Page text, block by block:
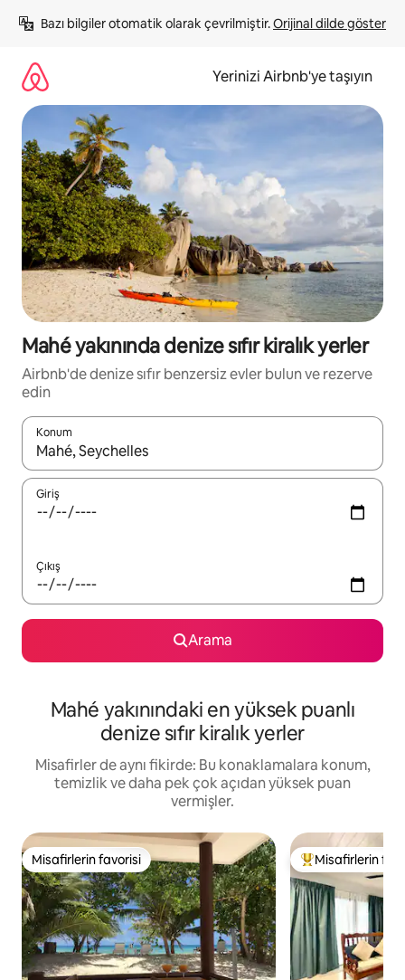
atla
Bazı bilgiler otomatik olarak çevrilmiştir. Orijinal dilde göster
Yerinizi Airbnb'ye taşıyın
Mahé yakınında denize sıfır kiralık yerler
Airbnb'de denize sıfır benzersiz evler bulun ve rezerve
edin
Konum
Sonuçlar kullanılabilir olduğunda yukarı ve aşağı oklarıyla
Giriş
Çıkış
Arama
Mahé yakınındaki en yüksek puanlı
denize sıfır kiralık yerler
Misafirler de aynı fikirde: Bu konaklamalara konum,
temizlik ve daha pek çok açıdan yüksek puan
vermişler.
Misafirlerin favorisi
Misafirlerin favorisi Misafirlerin
Misafirlerin